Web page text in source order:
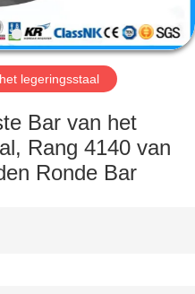
legeringsstaal
Bar van het
Rang 4140 van
Ronde Bar